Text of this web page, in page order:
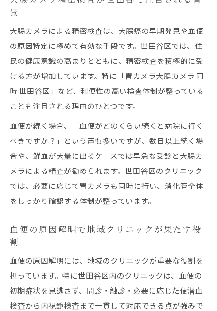
景
大腸カメラによる精密検査は、大腸癌の早期発見や血便
の原因特定に極めて有効な手段です。世田谷区では、住
民の健康意識の高まりとともに、精密検査を積極的に受
ける方が増加しています。特に「胃カメラ大腸カメラ 同
時 世田谷区」など、利便性の高い検査体制が整っている
ことも注目される理由のひとつです。
血便が続く場合、「血便がどのくらい続くと病院に行く
べきですか？」という声も多いですが、数日以上続く場
合や、鮮血が大量に出るケースでは早急な受診と大腸カ
メラによる精査が勧められます。世田谷区のクリニック
では、必要に応じて胃カメラも同時に行い、消化管全体
をしっかり確認する体制が整っています。
血便の原因解明で地域クリニックが果たす役
割
血便の原因解明には、地域のクリニックが重要な役割を
担っています。特に世田谷区内のクリニックは、血便の
初期症状を見逃さず、問診・触診・必要に応じた便潜血
検査から内視鏡検査まで一貫して対応できる点が強みで